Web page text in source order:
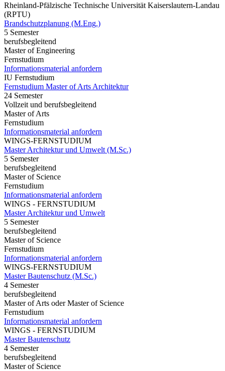
Rheinland-Pfälzische Technische Universität Kaiserslautern-Landau
(RPTU)
Brandschutzplanung (M.Eng.)
5 Semester
berufsbegleitend
Master of Engineering
Fernstudium
Informationsmaterial anfordern
IU Fernstudium
Fernstudium Master of Arts Architektur
24 Semester
Vollzeit und berufsbegleitend
Master of Arts
Fernstudium
Informationsmaterial anfordern
WINGS-FERNSTUDIUM
Master Architektur und Umwelt (M.Sc.)
5 Semester
berufsbegleitend
Master of Science
Fernstudium
Informationsmaterial anfordern
WINGS - FERNSTUDIUM
Master Architektur und Umwelt
5 Semester
berufsbegleitend
Master of Science
Fernstudium
Informationsmaterial anfordern
WINGS-FERNSTUDIUM
Master Bautenschutz (M.Sc.)
4 Semester
berufsbegleitend
Master of Arts oder Master of Science
Fernstudium
Informationsmaterial anfordern
WINGS - FERNSTUDIUM
Master Bautenschutz
4 Semester
berufsbegleitend
Master of Science